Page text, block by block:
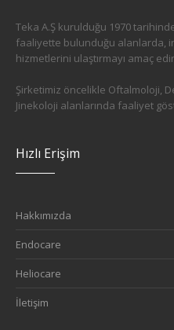
Teka A.Ş kurulduğu 1970
faaliyette bulunduğu alanlarda,
hizmetlerini ulaştırmayı amaç
Şirketimiz öncelikle Oftalmoloji,
Jinekoloji alanlarında faaliyet
Hızlı Erişim
Hakkımızda
Endocare
Heliocare
İletişim